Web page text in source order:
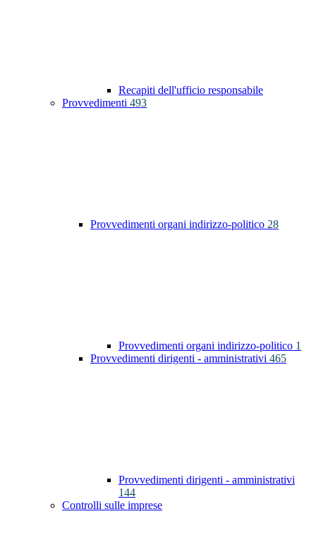
Recapiti dell'ufficio responsabile
Provvedimenti 493
Provvedimenti organi indirizzo-politico 28
Provvedimenti organi indirizzo-politico 1
Provvedimenti dirigenti - amministrativi 465
Provvedimenti dirigenti - amministrativi
144
Controlli sulle imprese